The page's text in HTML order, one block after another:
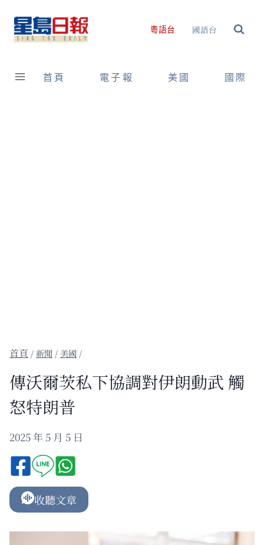
content
粵語台 國語台
首頁 電子報 美國 國際
/新聞 / 美國 /
傳沃爾茨私下協調對伊朗動武 觸
怒特朗普
2025 年 5 月 5 日
收聽文章